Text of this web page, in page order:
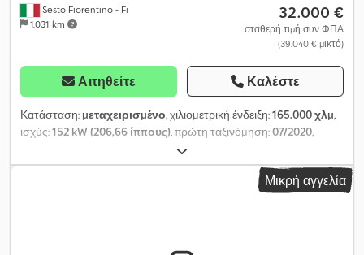
Sesto Fiorentino - Fi
1.031 km
32.000 €
σταθερή τιμή συν ΦΠΑ
(39.040 € μικτό)
Αιτηθείτε Καλέστε
Κατάσταση: μεταχειρισμένο, χιλιομετρική ένδειξη:165.000 χλμ,
ισχύς:152 kW (206,66 ίππους) , πρώτη ταξινόμηση:07/2020
, διάταξη αξόνων:
χιλ., χρώμα:λευκό, καμπίνα οδηγού:άλλο, τύπος μετάδοσης:
, Εξοπλισμός:ABS,
Καθίσματα: Ύφασμα, Αεροστρωματοφόρα ανάρτηση, Χαμηλού
Μικρή αγγελία